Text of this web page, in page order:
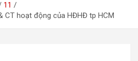
11
CT hoạt động của HĐHĐ tp HCM